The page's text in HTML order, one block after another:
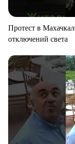
Протест в
отключений света